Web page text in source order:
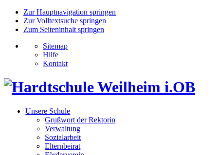
Zur Hauptnavigation springen
Zur Volltextsuche springen
Zum Seiteninhalt springen
Sitemap
Hilfe
Kontakt
Unsere Schule
Grußwort der Rektorin
Verwaltung
Sozialarbeit
Elternbeirat